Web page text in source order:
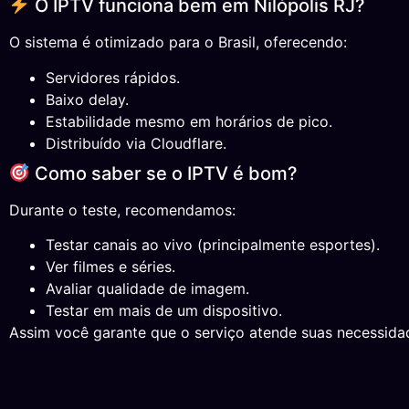
O IPTV funciona bem em Nilópolis RJ?
O sistema é otimizado para o Brasil, oferecendo:
Servidores rápidos.
Baixo delay.
Estabilidade mesmo em horários de pico.
Distribuído via Cloudflare.
Como saber se o IPTV é bom?
Durante o teste, recomendamos:
Testar canais ao vivo (principalmente esportes).
Ver filmes e séries.
Avaliar qualidade de imagem.
Testar em mais de um dispositivo.
Assim você garante que o serviço atende suas